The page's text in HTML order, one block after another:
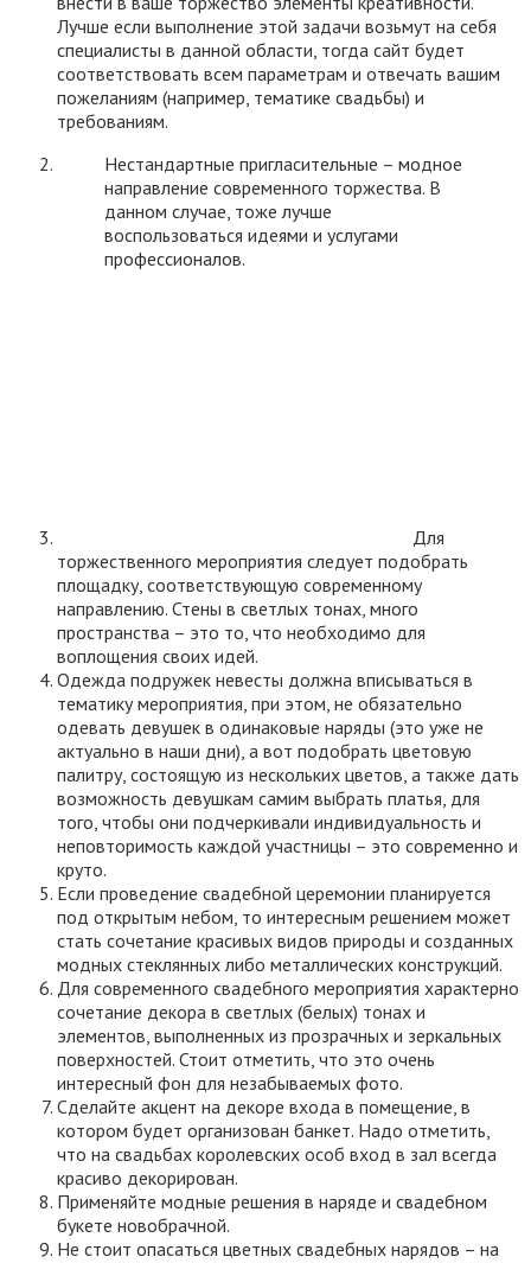
Лучше если выполнение этой задачи возьмут на себя
специалисты в данной области, тогда сайт будет
соответствовать всем параметрам и отвечать вашим
пожеланиям (например, тематике свадьбы) и
требованиям.
Нестандартные пригласительные – модное
направление современного торжества. В
данном случае, тоже лучше
воспользоваться идеями и услугами
профессионалов.
Для
торжественного мероприятия следует подобрать
площадку, соответствующую современному
направлению. Стены в светлых тонах, много
пространства – это то, что необходимо для
воплощения своих идей.
Одежда подружек невесты должна вписываться в
тематику мероприятия, при этом, не обязательно
одевать девушек в одинаковые наряды (это уже не
актуально в наши дни), а вот подобрать цветовую
палитру, состоящую из нескольких цветов, а также дать
возможность девушкам самим выбрать платья, для
того, чтобы они подчеркивали индивидуальность и
неповторимость каждой участницы – это современно и
круто.
Если проведение свадебной церемонии планируется
под открытым небом, то интересным решением может
стать сочетание красивых видов природы и созданных
модных стеклянных либо металлических конструкций.
Для современного свадебного мероприятия характерно
сочетание декора в светлых (белых) тонах и
элементов, выполненных из прозрачных и зеркальных
поверхностей. Стоит отметить, что это очень
интересный фон для незабываемых фото.
Сделайте акцент на декоре входа в помещение, в
котором будет организован банкет. Надо отметить,
что на свадьбах королевских особ вход в зал всегда
красиво декорирован.
Применяйте модные решения в наряде и свадебном
букете новобрачной.
Не стоит опасаться цветных свадебных нарядов – на